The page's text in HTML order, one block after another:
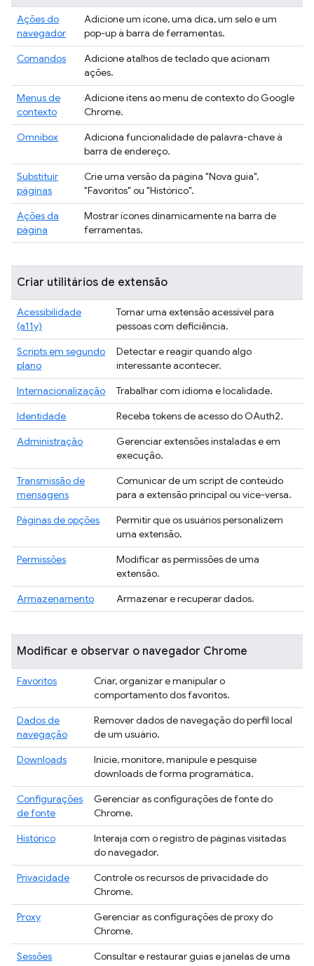
Ações do
navegador
Adicione um ícone, uma dica, um selo e um
pop-up à barra de ferramentas.
Comandos
Adicione atalhos de teclado que acionam
ações.
Menus de
contexto
Adicione itens ao menu de contexto do Google
Chrome.
Omnibox
Adiciona funcionalidade de palavra-chave à
barra de endereço.
Substituir
páginas
Crie uma versão da página "Nova guia",
"Favoritos" ou "Histórico".
Ações da
página
Mostrar ícones dinamicamente na barra de
ferramentas.
Criar utilitários de extensão
Acessibilidade
(a11y)
Tornar uma extensão acessível para
pessoas com deficiência.
Scripts em segundo
plano
Detectar e reagir quando algo
interessante acontecer.
Internacionalização
Trabalhar com idioma e localidade.
Identidade
Receba tokens de acesso do OAuth2.
Administração
Gerenciar extensões instaladas e em
execução.
Transmissão de
mensagens
Comunicar de um script de conteúdo
para a extensão principal ou vice-versa.
Páginas de opções
Permitir que os usuários personalizem
uma extensão.
Permissões
Modificar as permissões de uma
extensão.
Armazenamento
Armazenar e recuperar dados.
Modificar e observar o navegador Chrome
Favoritos
Criar, organizar e manipular o
comportamento dos favoritos.
Dados de
navegação
Remover dados de navegação do perfil local
de um usuário.
Downloads
Inicie, monitore, manipule e pesquise
downloads de forma programática.
Configurações
de fonte
Gerenciar as configurações de fonte do
Chrome.
Histórico
Interaja com o registro de páginas visitadas
do navegador.
Privacidade
Controle os recursos de privacidade do
Chrome.
Proxy
Gerenciar as configurações de proxy do
Chrome.
Sessões
Consultar e restaurar guias e janelas de uma